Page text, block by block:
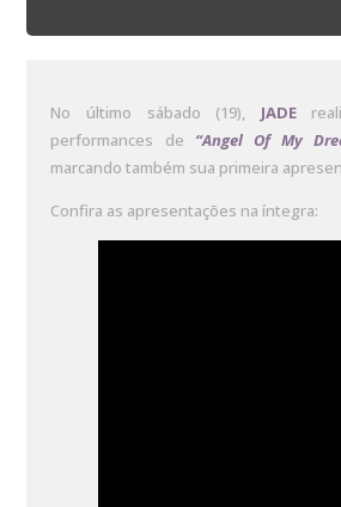
No último sábado (19), JADE
performances de “Angel Of My
marcando também sua primeira
Confira as apresentações na íntegra: